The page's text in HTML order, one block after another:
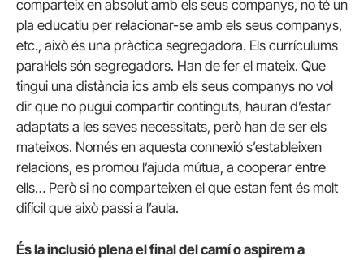
comparteix en absolut amb els seus companys, no té un
pla educatiu per relacionar-se amb els seus companys,
etc., això és una pràctica segregadora. Els currículums
paral·lels són segregadors. Han de fer el mateix. Que
tingui una distància ics amb els seus companys no vol
dir que no pugui compartir continguts, hauran d’estar
adaptats a les seves necessitats, però han de ser els
mateixos. Només en aquesta connexió s’estableixen
relacions, es promou l’ajuda mútua, a cooperar entre
ells… Però si no comparteixen el que estan fent és molt
difícil que això passi a l’aula.
És la inclusió plena el final del camí o aspirem a